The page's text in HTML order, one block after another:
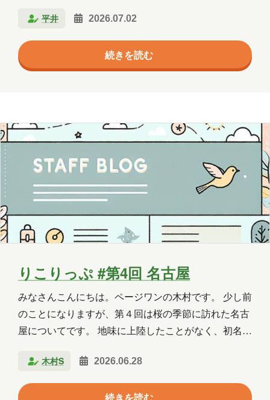
神様を舞台にどーんと降ろしてきて、なんやかんや解
決させてしまうという、まぁ、身も蓋もない演出技法
です。 いや、あれですよね、脚本家が「あー、もう無
理、話まとまんない」ってなったときの、最終手段。
うか。 さて、今回はその「機械仕掛けの神」から話を
始めようと思うのですが、機械が神様扱いされる前
は、機械はむしろ憎ま…
平井 2026.07.02
続きを読む
りこりっぷ #第4回 名古屋
みなさんこんにちは。ページワンの木村です。 少し前
のことになりますが、第４回は桜の季節に訪れた名古
屋についてです。 地味に上陸したことがなく、初名古
天むす、きしめんといった「名古屋めし」がまず思い
浮かびます。今回は名古屋城を中心に観光しつつ、名
木村S 2026.06.28